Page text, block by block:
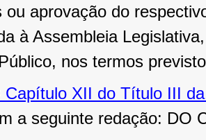
ou aprovação do
à Assembleia
nos termos
Capítulo XII do Título III
a seguinte redação: DO